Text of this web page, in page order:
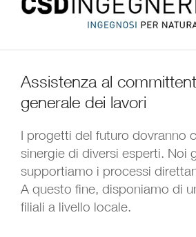
Assistenza al
generale dei lavori
I progetti del futuro dovranno
sinergie di diversi esperti. Noi
supportiamo i processi
A questo fine, disponiamo di
filiali a livello locale.